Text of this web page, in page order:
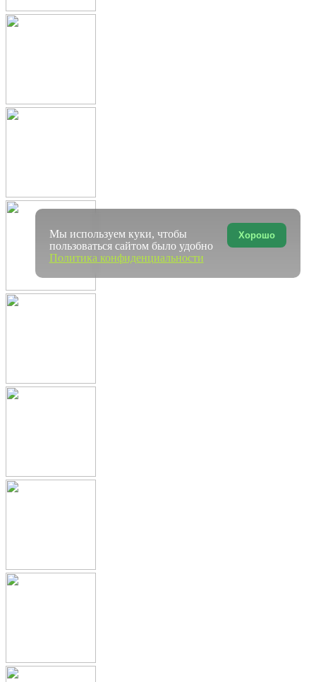
Хорошо
Мы используем куки, чтобы
пользоваться сайтом было удобно
Политика конфиденциальности